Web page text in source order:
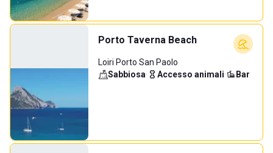
Porto Taverna Beach
Loiri Porto San Paolo
Sabbiosa· Accesso animali· Bar